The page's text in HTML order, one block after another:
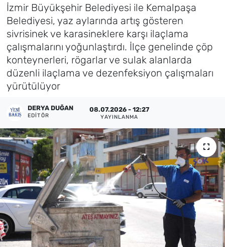
İzmir Büyükşehir Belediyesi ile Kemalpaşa
Belediyesi, yaz aylarında artış gösteren
sivrisinek ve karasineklere karşı ilaçlama
çalışmalarını yoğunlaştırdı. İlçe genelinde çöp
konteynerleri, rögarlar ve sulak alanlarda
düzenli ilaçlama ve dezenfeksiyon çalışmaları
yürütülüyor
DERYA DUĞAN
EDITÖR
08.07.2026 - 12:27
YAYINLANMA
Magazin
Foto Galeri
Künye
İletişim